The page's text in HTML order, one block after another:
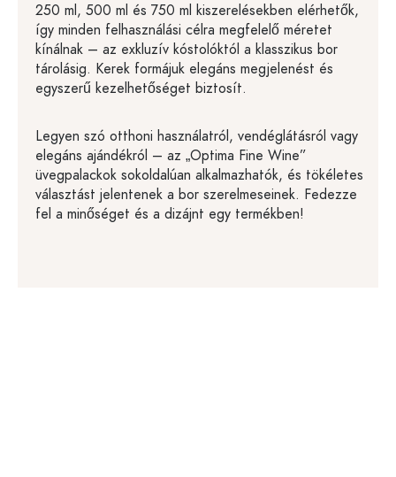
250 ml, 500 ml és 750 ml kiszerelésekben elérhetők,
így minden felhasználási célra megfelelő méretet
kínálnak – az exkluzív kóstolóktól a klasszikus bor
tárolásig. Kerek formájuk elegáns megjelenést és
egyszerű kezelhetőséget biztosít.
Legyen szó otthoni használatról, vendéglátásról vagy
elegáns ajándékról – az „Optima Fine Wine”
üvegpalackok sokoldalúan alkalmazhatók, és tökéletes
választást jelentenek a bor szerelmeseinek. Fedezze
fel a minőséget és a dizájnt egy termékben!